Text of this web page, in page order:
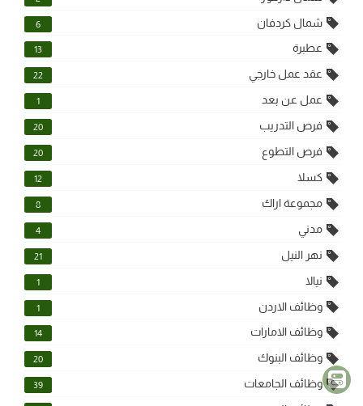
شمال كردفان 6
عطبرة 13
عقد عمل خارجي 22
عمل عن بعد 1
فرص التدريب 20
فرص التطوع 20
كسلا 12
مجموعة اراك 8
مدني 4
نهر النيل 21
نيالا 1
وظائف الاردن 1
وظائف الامارات 14
وظائف البنوك 20
وظائف الجامعات 39